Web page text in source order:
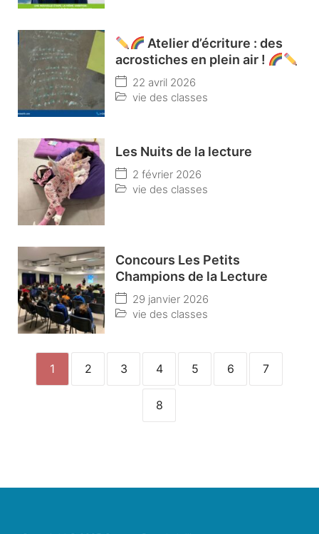
Atelier d’écriture : des
acrostiches en plein air !
22 avril 2026
vie des classes
Les Nuits de la lecture
2 février 2026
vie des classes
Concours Les Petits
Champions de la Lecture
29 janvier 2026
vie des classes
1 2 3 4 5 6 7
8